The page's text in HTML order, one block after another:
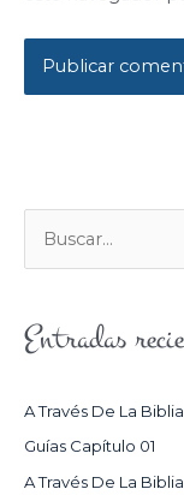
U
C
Entradas
A Través De La Biblia
Guías Capítulo 01
A Través De La Biblia